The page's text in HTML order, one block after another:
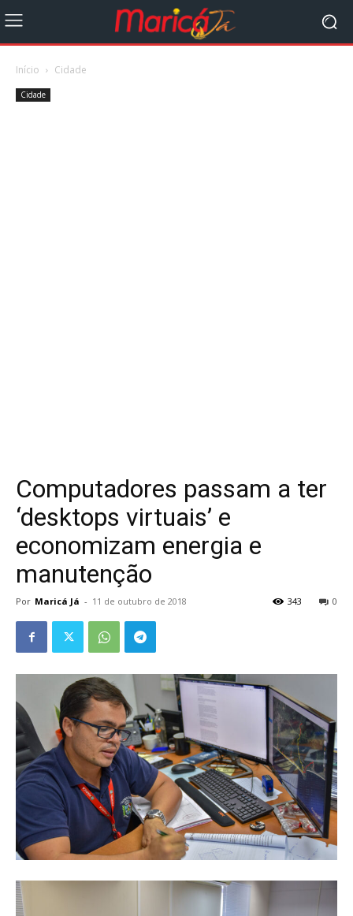
Início Cidade
Cidade
Computadores passam a ter
‘desktops virtuais’ e
economizam energia e
manutenção
Por Maricá Já - 11 de outubro de 2018 0
343